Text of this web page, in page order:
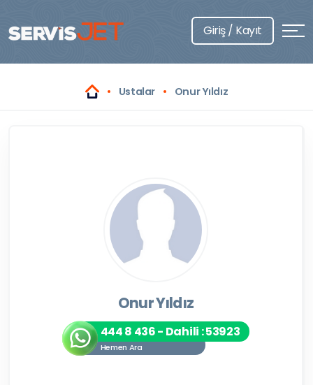
Giriş / Kayıt
Ustalar Onur Yıldız
Onur Yıldız
444 8 436 - Dahili : 53923
Hemen Ara